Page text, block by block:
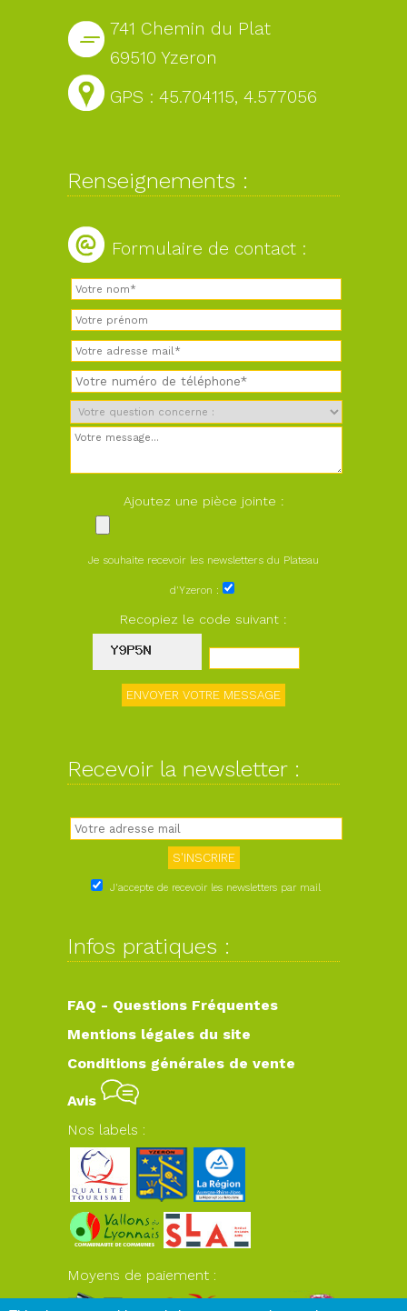
741 Chemin du Plat
69510 Yzeron
GPS : 45.704115, 4.577056
Renseignements :
Formulaire de contact :
Ajoutez une pièce jointe :
Je souhaite recevoir les newsletters du Plateau
d'Yzeron :
Recopiez le code suivant :
Recevoir la newsletter :
J'accepte de recevoir les newsletters par mail
Infos pratiques :
FAQ - Questions Fréquentes
Mentions légales du site
Conditions générales de vente
Avis
Nos labels :
Moyens de paiement :